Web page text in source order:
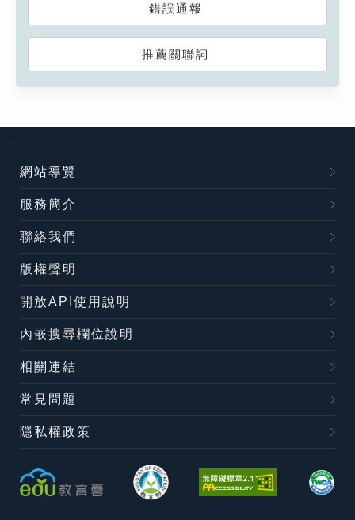
錯誤通報
推薦關聯詞
:::
網站導覽
服務簡介
聯絡我們
版權聲明
開放API使用說明
內嵌搜尋欄位說明
相關連結
常見問題
隱私權政策